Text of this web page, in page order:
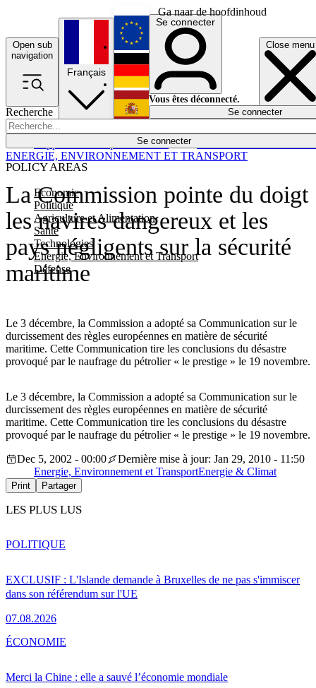
Ga naar de hoofdinhoud
Open sub
navigation
Close menu
Recherche
Se connecter
POLICY AREAS
Economie
Politique
Agriculture et Alimentation
Santé
Technologies
Energie, Environnement et Transport
Défense
Économie
Français
English
Deutsch
Español
Se connecter
Vous êtes déconnecté.
Se connecter
La Commission pointe du doigt
les navires dangereux et les
pays négligents sur la sécurité
maritime
Le 3 décembre, la Commission a adopté sa Communication sur le
durcissement des règles européennes en matière de sécurité
maritime. Cette Communication tire les conclusions du désastre
provoqué par le naufrage du pétrolier « le prestige » le 19 novembre.
ENERGIE, ENVIRONNEMENT ET TRANSPORT
Le 3 décembre, la Commission a adopté sa Communication sur le
durcissement des règles européennes en matière de sécurité
maritime. Cette Communication tire les conclusions du désastre
provoqué par le naufrage du pétrolier « le prestige » le 19 novembre.
Dec 5, 2002 - 00:00
Dernière mise à jour: Jan 29, 2010 - 11:50
Energie, Environnement et TransportEnergie & Climat
Print Partager
LES PLUS LUS
EXCLUSIF : L'Islande demande à Bruxelles de ne pas s'immiscer
dans son référendum sur l'UE
07.08.2026
POLITIQUE
Merci la Chine : elle a sauvé l’économie mondiale
ÉCONOMIE